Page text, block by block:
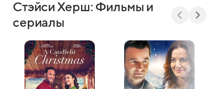
Стэйси Херш: Фильмы и
сериалы